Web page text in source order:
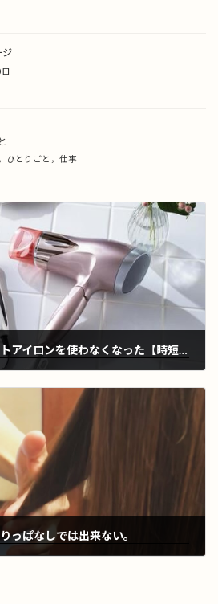
ジ
ひとりごと，仕事
【お手入れ】ストレートアイロンを使わなくなった【時短】
っぱなしでは出来ない。